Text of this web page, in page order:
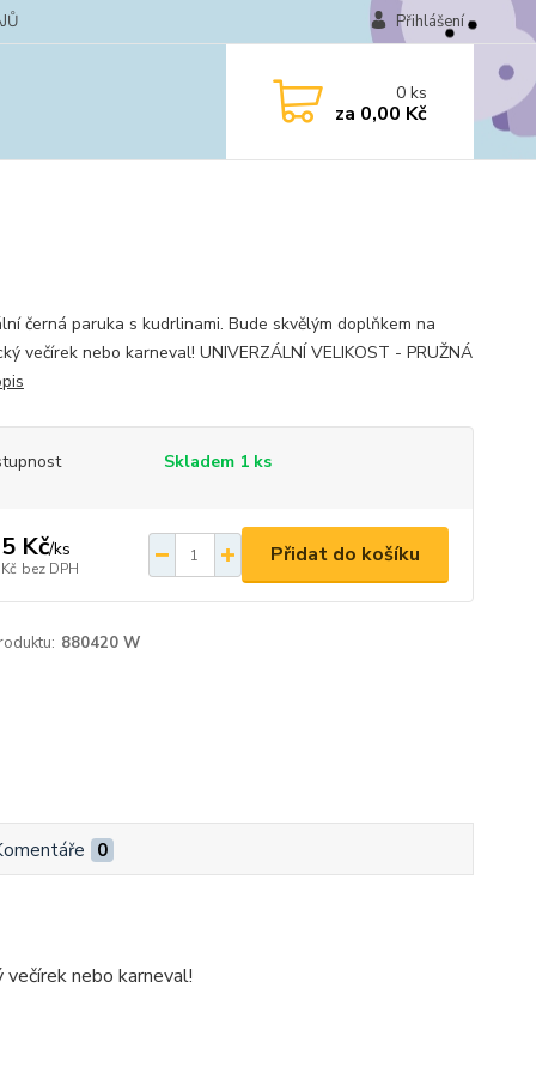
Přihlášení
0ks
za 0,00 Kč
černá paruka s kudrlinami. Bude skvělým doplňkem na
večírek nebo karneval! UNIVERZÁLNÍ VELIKOST - PRUŽNÁ
Skladem 1 ks
Kč/ks
bez DPH
Přidat do košíku
880420 W
0
nebo karneval!